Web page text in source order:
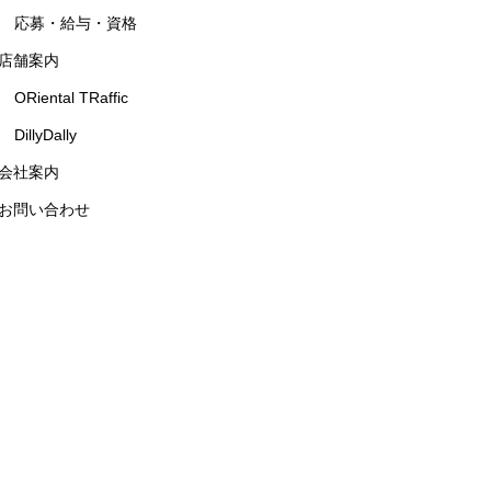
応募・給与・資格
店舗案内
ORiental TRaffic
DillyDally
社案内
お問い合わせ